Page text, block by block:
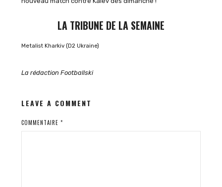
LA TRIBUNE DE LA SEMAINE
Metalist Kharkiv (D2 Ukraine)
La rédaction Footballski
LEAVE A COMMENT
COMMENTAIRE *